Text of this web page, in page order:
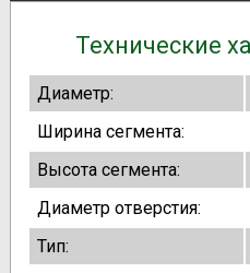
Технические
Диаметр:
Ширина сегмента:
Высота сегмента:
Диаметр отверстия:
Тип: